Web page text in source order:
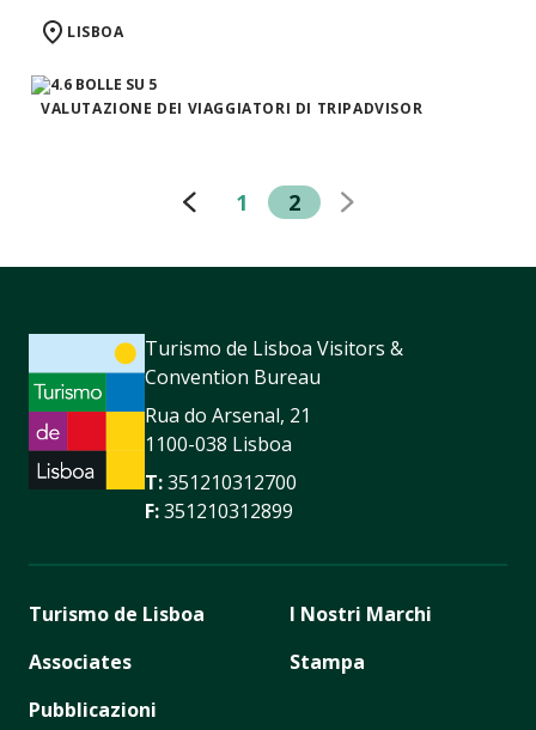
LISBOA
VALUTAZIONE DEI VIAGGIATORI DI TRIPADVISOR
1 2
Turismo de Lisboa Visitors &
Convention Bureau
Rua do Arsenal, 21
1100-038 Lisboa
T:351210312700
F:351210312899
Turismo de Lisboa
Associates
Pubblicazioni
I Nostri Marchi
Stampa